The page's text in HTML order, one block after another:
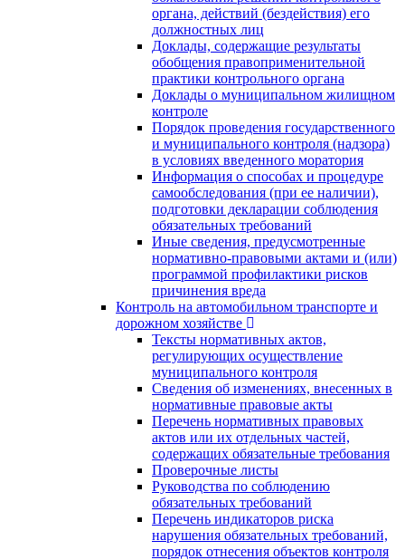
органа, действий (бездействия) его
должностных лиц
Доклады, содержащие результаты
обобщения правоприменительной
практики контрольного органа
Доклады о муниципальном жилищном
контроле
Порядок проведения государственного
и муниципального контроля (надзора)
в условиях введенного моратория
Информация о способах и процедуре
самообследования (при ее наличии),
подготовки декларации соблюдения
обязательных требований
Иные сведения, предусмотренные
нормативно-правовыми актами и (или)
программой профилактики рисков
причинения вреда
Контроль на автомобильном транспорте и
дорожном хозяйстве
Тексты нормативных актов,
регулирующих осуществление
муниципального контроля
Сведения об изменениях, внесенных в
нормативные правовые акты
Перечень нормативных правовых
актов или их отдельных частей,
содержащих обязательные требования
Проверочные листы
Руководства по соблюдению
обязательных требований
Перечень индикаторов риска
нарушения обязательных требований,
порядок отнесения объектов контроля